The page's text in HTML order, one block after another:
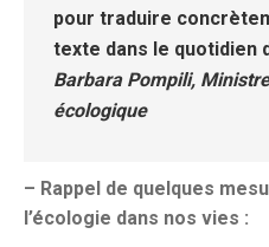
pour traduire
texte dans le quotidien
Barbara Pompili,
écologique
– Rappel de quelques
l’écologie dans nos vies :